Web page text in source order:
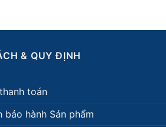
& QUY ĐỊNH
toán
bảo hành Sản phẩm